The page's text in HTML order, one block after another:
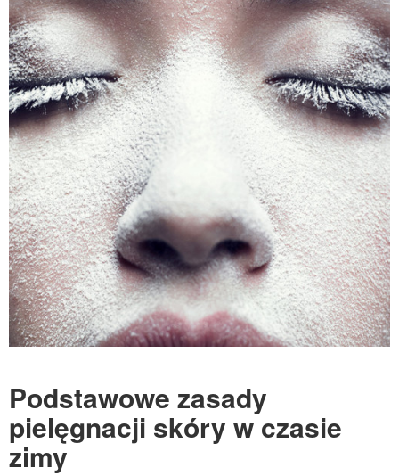
Podstawowe zasady
pielęgnacji skóry w czasie
zimy